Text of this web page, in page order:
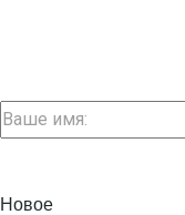
Новое